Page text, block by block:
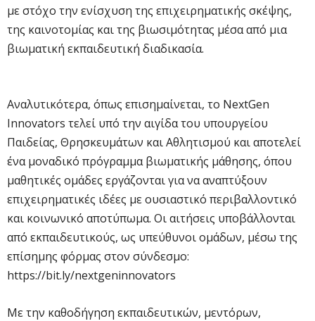
με στόχο την ενίσχυση της επιχειρηματικής σκέψης,
της καινοτομίας και της βιωσιμότητας μέσα από μια
βιωματική εκπαιδευτική διαδικασία.
Αναλυτικότερα, όπως επισημαίνεται, το NextGen
Innovators τελεί υπό την αιγίδα του υπουργείου
Παιδείας, Θρησκευμάτων και Αθλητισμού και αποτελεί
ένα μοναδικό πρόγραμμα βιωματικής μάθησης, όπου
μαθητικές ομάδες εργάζονται για να αναπτύξουν
επιχειρηματικές ιδέες με ουσιαστικό περιβαλλοντικό
και κοινωνικό αποτύπωμα. Οι αιτήσεις υποβάλλονται
από εκπαιδευτικούς, ως υπεύθυνοι ομάδων, μέσω της
επίσημης φόρμας στον σύνδεσμο:
https://bit.ly/nextgeninnovators
Με την καθοδήγηση εκπαιδευτικών, μεντόρων,